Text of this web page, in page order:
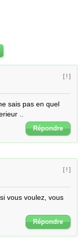
[ ! ]
sais pas en quel
..
Répondre
[ ! ]
vous voulez, vous
Répondre